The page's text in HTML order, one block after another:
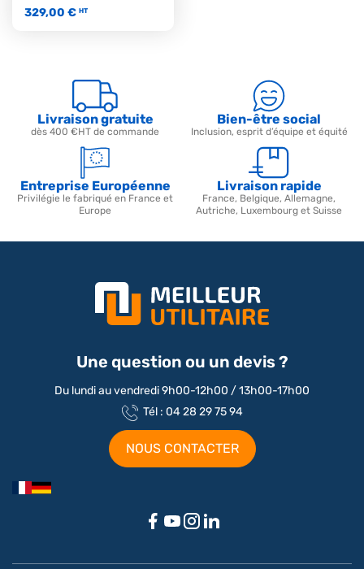
329,00 € HT
Livraison gratuite
dès 400 €HT de commande
Bien-être social
Inclusion, esprit d’équipe et équité
Entreprise Européenne
Privilégie le fabriqué en France et
Europe
Livraison rapide
France, Belgique, Allemagne,
Autriche, Luxembourg et Suisse
Une question ou un devis ?
Du lundi au vendredi 9h00-12h00 / 13h00-17h00
Tél : 04 28 29 75 94
NOUS CONTACTER